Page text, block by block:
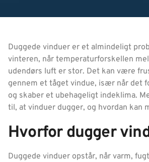
Duggede vinduer er et almindeligt
vinteren, når temperaturforskellen
udendørs luft er stor. Det kan være
gennem et tåget vindue, især når det
og skaber et ubehageligt indeklima.
til, at vinduer dugger, og hvordan kan
Hvorfor dugger
Duggede vinduer opstår, når varm,